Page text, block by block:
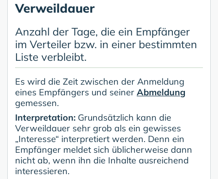
Verweildauer
Anzahl der Tage, die ein Empfänger
im Verteiler bzw. in einer bestimmten
Liste verbleibt.
Es wird die Zeit zwischen der Anmeldung
eines Empfängers und seiner Abmeldung
gemessen.
Interpretation: Grundsätzlich kann die
Verweildauer sehr grob als ein gewisses
„Interesse“ interpretiert werden. Denn ein
Empfänger meldet sich üblicherweise dann
nicht ab, wenn ihn die Inhalte ausreichend
interessieren.